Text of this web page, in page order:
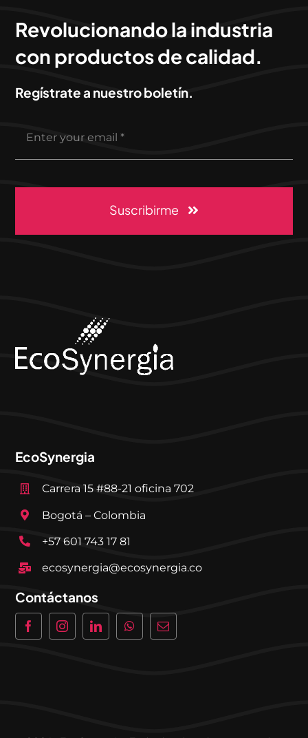
Revolucionando la industria
con productos de calidad.
Regístrate a nuestro boletín.
Suscribirme
EcoSynergia
Carrera 15 #88-21 oficina 702
Bogotá – Colombia
+57 601 743 17 81
ecosynergia@ecosynergia.co
Contáctanos